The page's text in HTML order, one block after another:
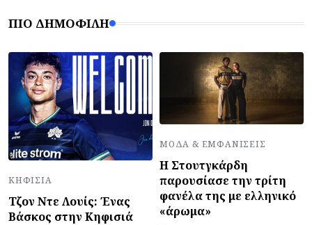
ΠΙΟ ΔΗΜΟΦΙΛΉ
ΚΗΦΙΣΙΆ
Τζον Ντε Λουίς: Ένας
Βάσκος στην Κηφισιά
ΜΌΔΑ & ΕΜΦΑΝΊΣΕΙΣ
Η Στουτγκάρδη
παρουσίασε την τρίτη
φανέλα της με ελληνικό
«άρωμα»